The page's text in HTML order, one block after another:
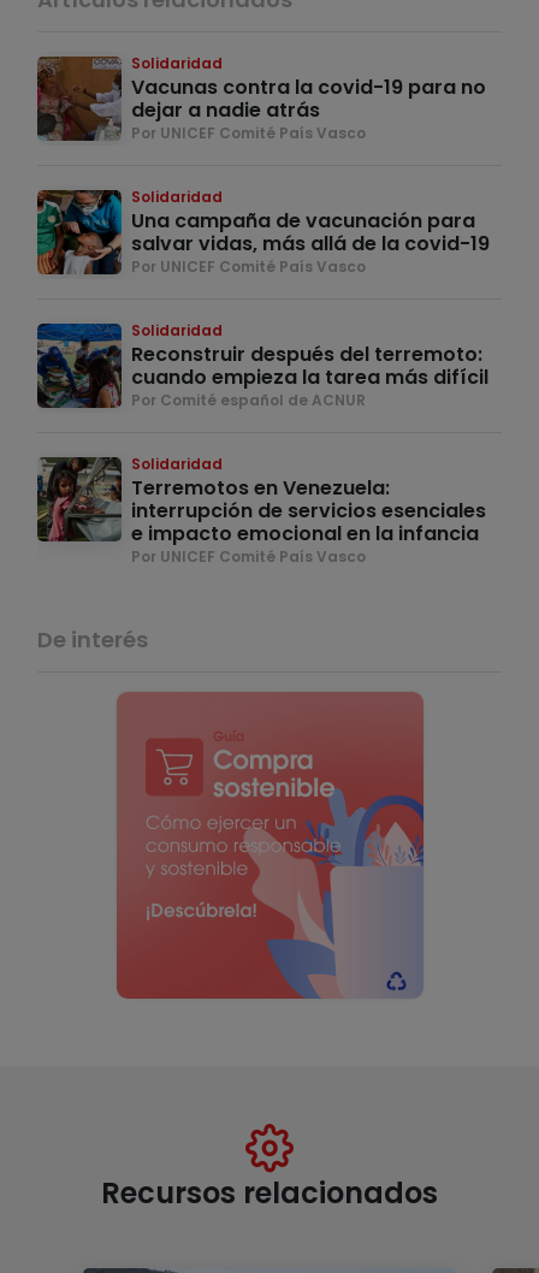
Solidaridad
Vacunas contra la covid-19 para no
dejar a nadie atrás
Por UNICEF Comité País Vasco
Solidaridad
Una campaña de vacunación para
salvar vidas, más allá de la covid-19
Por UNICEF Comité País Vasco
Solidaridad
Reconstruir después del terremoto:
cuando empieza la tarea más difícil
Por Comité español de ACNUR
Solidaridad
Terremotos en Venezuela:
interrupción de servicios esenciales
e impacto emocional en la infancia
Por UNICEF Comité País Vasco
De interés
Recursos relacionados